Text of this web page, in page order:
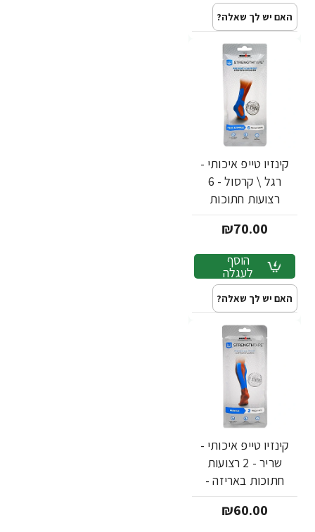
האם יש לך שאלה?
קינזיו טייפ איכותי -
רגל \ קרסול - 6
רצועות חתוכות
באריזה - מבית
Strengthtape
₪70.00
הוסף
לעגלה
האם יש לך שאלה?
קינזיו טייפ איכותי -
שריר - 2 רצועות
חתוכות באריזה -
מבית Strengthtape
₪60.00